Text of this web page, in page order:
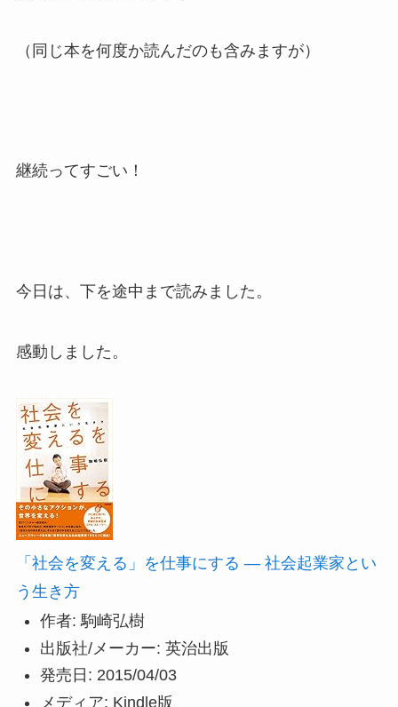
（同じ本を何度か読んだのも含みますが）
継続ってすごい！
今日は、下を途中まで読みました。
感動しました。
「社会を変える」を仕事にする ― 社会起業家とい
う生き方
作者: 駒崎弘樹
出版社/メーカー: 英治出版
発売日: 2015/04/03
メディア: Kindle版